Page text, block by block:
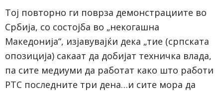
Тој повторно ги поврза демонстрациите во
Србија, со состојба во „некогашна
Македонија“, изјавувајќи дека „тие (српската
опозиција) сакаат да добијат техничка влада,
па сите медиуми да работат како што работи
РТС последните три дена…и сите мора да